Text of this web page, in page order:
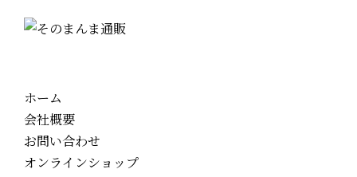
ホーム
会社概要
お問い合わせ
オンラインショップ